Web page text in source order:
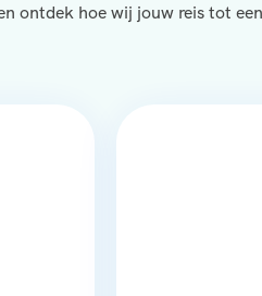
ontdek hoe wij jouw reis tot